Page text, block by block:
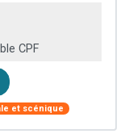
CPF
et scénique